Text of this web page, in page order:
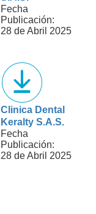
Fecha
Publicación:
28 de Abril 2025
Clinica Dental
Keralty S.A.S.
Fecha
Publicación:
28 de Abril 2025